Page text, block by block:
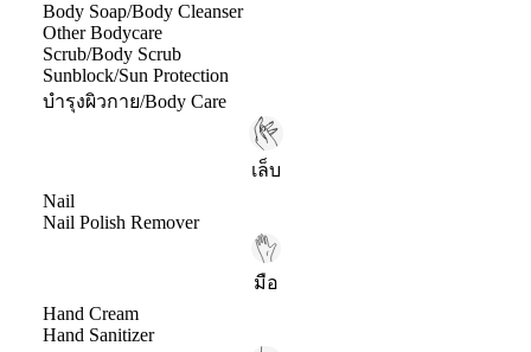
Body Soap/Body Cleanser
Other Bodycare
Scrub/Body Scrub
Sunblock/Sun Protection
บำรุงผิวกาย/Body Care
เล็บ
Nail
Nail Polish Remover
มือ
Hand Cream
Hand Sanitizer